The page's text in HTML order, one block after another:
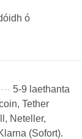
ó
5-9 laethanta
Tether
Neteller,
(Sofort).